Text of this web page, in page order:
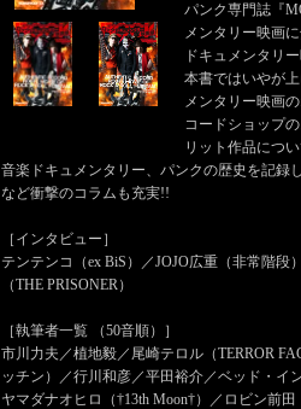
パンク専門誌『
メンタリー映画
ドキュメンタリ
本書ではいやが
メンタリー映画
コードショップ
リット作品につ
音楽ドキュメンタリー、パンクの歴史を記録
など衝撃のコラムも充実!!
［インタビュー］
テンテンコ（ex BiS）／JOJO広重（非常階
（THE PRISONER）
［執筆者一覧 （50音順）］
市川力夫／植地毅／尾崎テロル（TERROR
ッチン）／行川和彦／平田裕介／ベッド・イ
ヤマダナオヒロ（†13th Moon†）／ロビン前